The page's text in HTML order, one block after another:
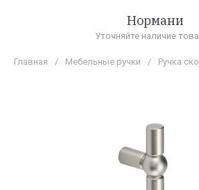
Нормани
Уточняйте наличие
Главная / Мебельные ручки / Ручка